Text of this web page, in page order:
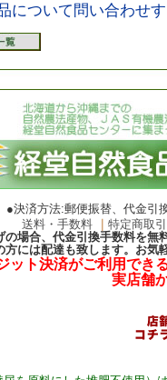
について問い合わせ
●決済方法:郵便振替、代金引
送料・手数料
特定商取
の場合、代金引換手数料を無
方には配達も致します。お気
ット決済がご利用でき
実店舗